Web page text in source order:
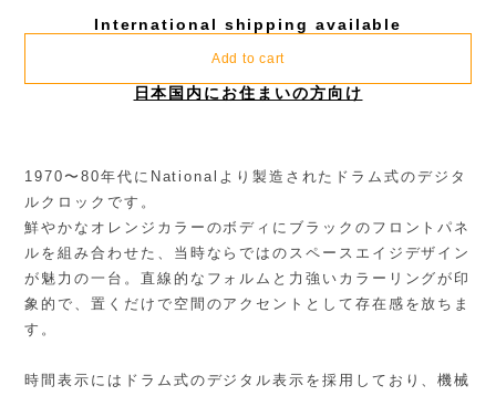
International shipping available
Add to cart
日本国内にお住まいの方向け
1970〜80年代にNationalより製造されたドラム式のデジタ
ルクロックです。
鮮やかなオレンジカラーのボディにブラックのフロントパネ
ルを組み合わせた、当時ならではのスペースエイジデザイン
が魅力の一台。直線的なフォルムと力強いカラーリングが印
象的で、置くだけで空間のアクセントとして存在感を放ちま
す。
時間表示にはドラム式のデジタル表示を採用しており、機械